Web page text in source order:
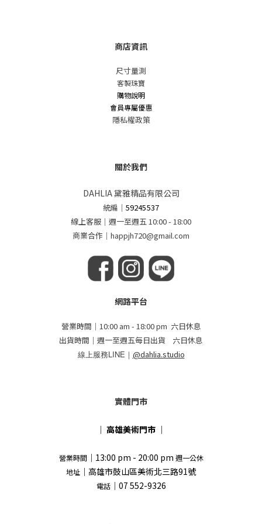
商店資訊
尺寸量測
客製珠寶
購物說明
會員專屬優惠
隱私權政策
關於我們
DAHLIA 黛雅精品有限公司
統編 ｜59245537
線上客服｜週一至週五 10:00 - 18:00
商業合作｜happjh720@gmail.com
網路平台
營業時間｜10:00 am - 18:00 pm 六日休息
出貨時間｜週一至週五每日出貨 六日休息
線上服務LINE｜ @dahlia.studio
實體門市
｜ 高雄美術門市 ｜
營業時間｜13:00 pm - 20:00 pm 週一公休
地址 ｜高雄市鼓山區美術北三路91號
電話｜07 552-9326